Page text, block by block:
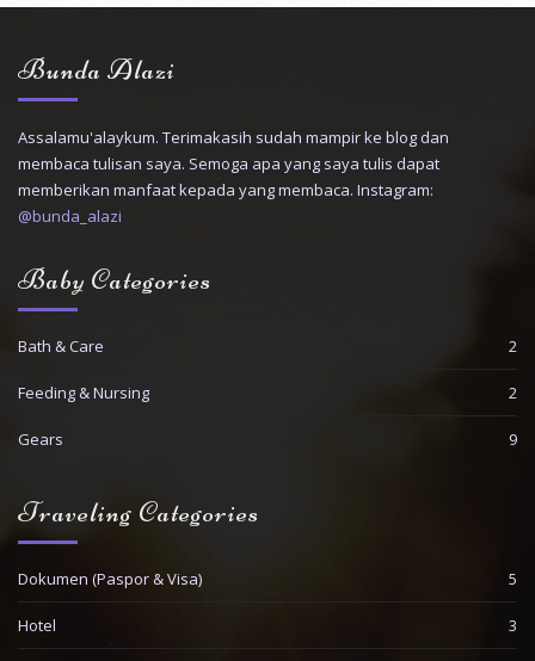
Bunda Alazi
Assalamu'alaykum. Terimakasih sudah mampir ke blog dan
membaca tulisan saya. Semoga apa yang saya tulis dapat
memberikan manfaat kepada yang membaca. Instagram:
@bunda_alazi
Baby Categories
Bath & Care 2
Feeding & Nursing 2
Gears 9
Traveling Categories
Dokumen (Paspor & Visa) 5
Hotel 3